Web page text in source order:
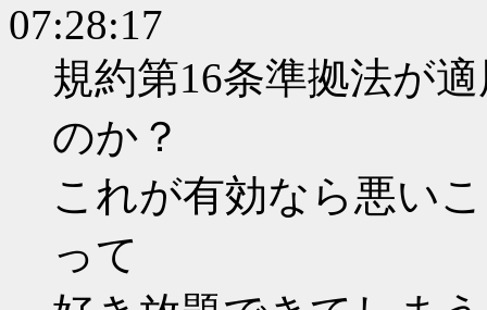
07:28:17
規約第16条準拠法が
のか？
これが有効なら悪い
って